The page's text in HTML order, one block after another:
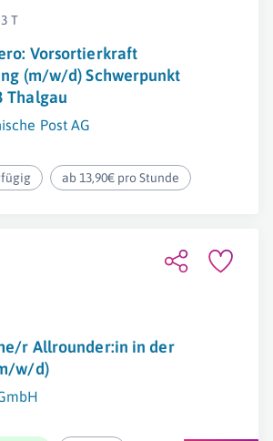
T
Vorsortierkraft
(m/w/d) Schwerpunkt
Thalgau
Post AG
ab 13,90€ pro Stunde
r Allrounder:in in der
w/d)